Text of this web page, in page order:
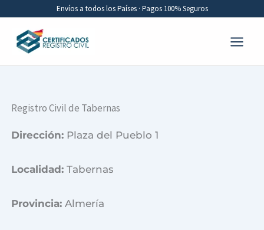
contenido
Envíos a todos los Países · Pagos 100% Seguros
Registro Civil de Tabernas
Dirección: Plaza del Pueblo 1
Localidad:Tabernas
Provincia:Almería